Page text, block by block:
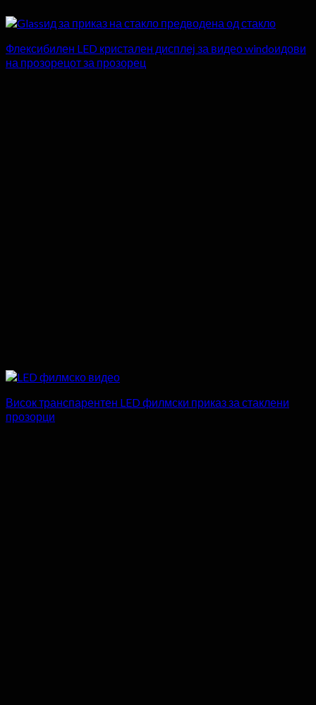
Флексибилен LED кристален дисплеј за видео windoидови
на прозорецот за прозорец
Висок транспарентен LED филмски приказ за стаклени
прозорци